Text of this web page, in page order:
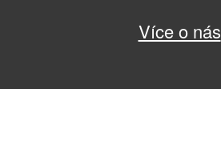
Více o nás